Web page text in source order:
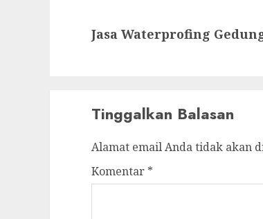
post:
Jasa Waterprofing
Tinggalkan Balasan
Alamat email Anda tidak akan
Komentar *